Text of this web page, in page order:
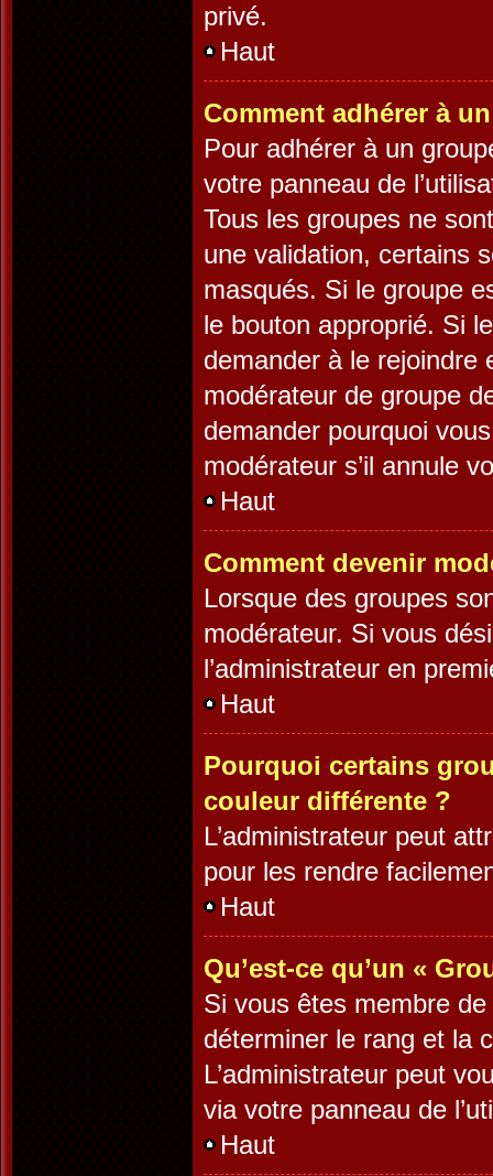
privé.
Haut
Comment adhérer à
Pour adhérer à un
votre panneau de
Tous les groupes ne
une validation, certains
masqués. Si le groupe
le bouton approprié. Si
demander à le rejoindre
modérateur de groupe
demander pourquoi
modérateur s’il annule
Haut
Comment devenir
Lorsque des groupes
modérateur. Si vous
l’administrateur en
Haut
Pourquoi certains
couleur différente ?
L’administrateur peut
pour les rendre
Haut
Qu’est-ce qu’un «
Si vous êtes membre
déterminer le rang et la
L’administrateur peut
via votre panneau de
Haut